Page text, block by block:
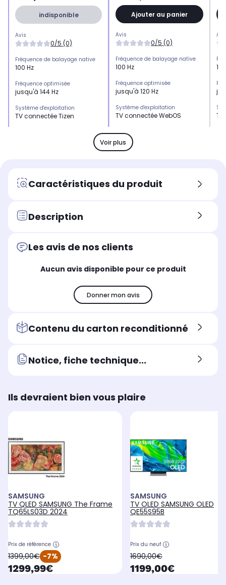
indisponible
Avis
0/5 (0)
Fréquence de balayage native
100 Hz
Fréquence optimisée
jusqu'à 144 Hz
Système d'exploitation
TV connectée Tizen
USB
x2
40 Watts
Puissance
Google Assistant et Alexa
Ajouter au panier
Avis
0/5 (0)
Fréquence de balayage native
100 Hz
Fréquence optimisée
jusqu'à 120 Hz
Système d'exploitation
TV connectée WebOS
HDMI 2.1
x4
USB
x3
Google Assistant et Alexa
Voir plus
Caractéristiques du produit
Description
Les avis de nos clients
Aucun avis disponible pour ce produit
Donner mon avis
Contenu du carton reconditionné
Notice, fiche technique...
Ils devraient bien vous plaire
SAMSUNG
TV QLED SAMSUNG The Frame
TQ65LS03D 2024
Prix de référence
oldPrice
1399,00€ -7%
currentPrice
1299,99€
SAMSUNG
TV OLED SAMSUNG OLED
QE55S95B
Prix du neuf
oldPrice
1690,00€
currentPrice
1199,00€